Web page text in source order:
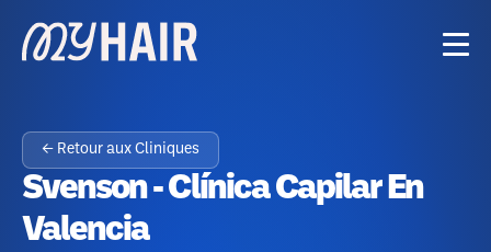
← Retour aux Cliniques
Svenson - Clínica Capilar En
Valencia